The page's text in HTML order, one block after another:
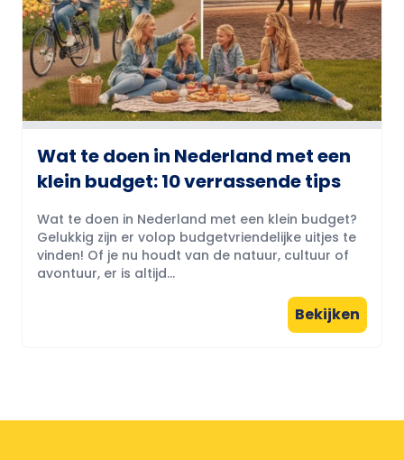
Wat te doen in Nederland met een
klein budget: 10 verrassende tips
Wat te doen in Nederland met een klein budget?
Gelukkig zijn er volop budgetvriendelijke uitjes te
vinden! Of je nu houdt van de natuur, cultuur of
avontuur, er is altijd...
Bekijken